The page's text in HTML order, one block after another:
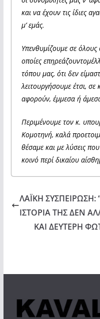
και να έχουν τις ίδιες
μ’ εμάς.
Υπενθυμίζουμε σε
οποίες
τόπου μας, ότι δεν
λειτουργήσουμε έτσι,
αφορούν, έμμεσα ή
Περιμένουμε τον κ.
Κομοτηνή, καλά
θέσαμε και με λύσεις
κοινό περί δικαίου
ΛΑΪΚΗ
ΙΣΤΟΡΙΑ ΤΗΣ ΔΕΝ
ΚΑΙ ΔΕΥΤΕΡΗ